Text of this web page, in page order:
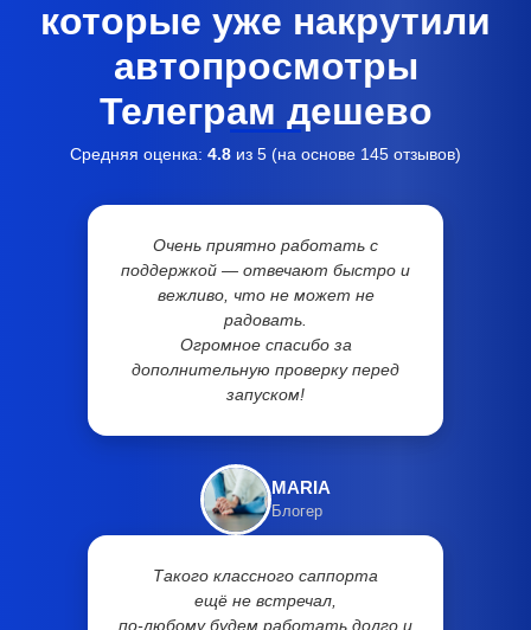
которые уже накрутили
автопросмотры
Телеграм дешево
Средняя оценка: 4.8 из 5 (на основе 145 отзывов)
Очень приятно работать с
поддержкой — отвечают быстро и
вежливо, что не может не
радовать.
Огромное спасибо за
дополнительную проверку перед
запуском!
MARIA
Блогер
Такого классного саппорта
ещё не встречал,
по-любому будем работать долго и